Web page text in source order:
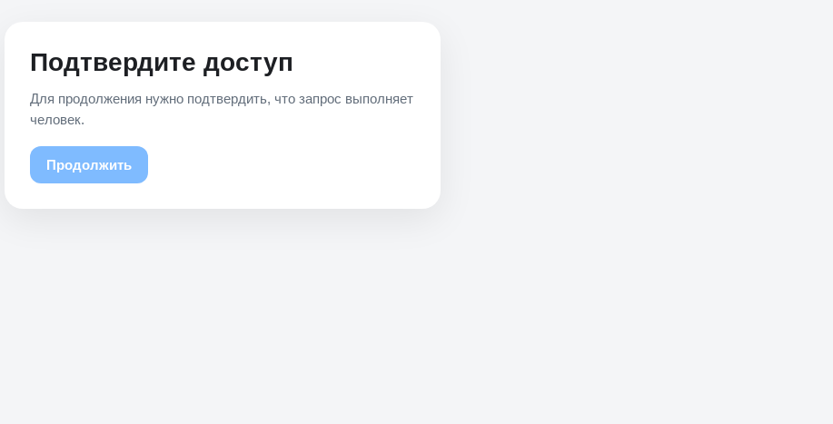
Подтвердите доступ
Для продолжения нужно подтвердить, что запрос выполняет
человек.
Продолжить